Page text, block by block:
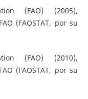
(FAO) (2005),
(FAOSTAT, por su
(FAO) (2010),
(FAOSTAT, por su